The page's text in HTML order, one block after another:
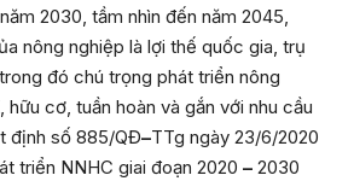
2030, tầm nhìn đến năm 2045,
nông nghiệp là lợi thế quốc gia, trụ
đó chú trọng phát triển nông
hữu cơ, tuần hoàn và gắn với nhu cầu
định số 885/QĐ–TTg ngày 23/6/2020
triển NNHC giai đoạn 2020 – 2030